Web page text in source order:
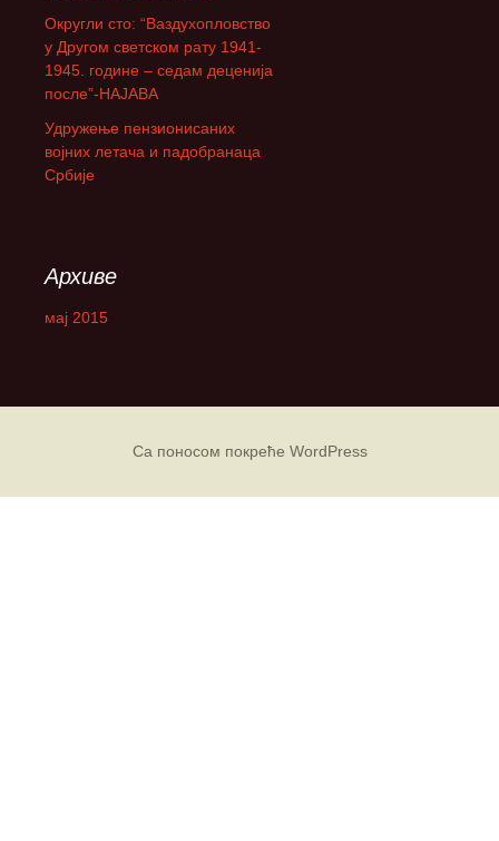
а
:
Округли сто: “Ваздухопловство
у Другом светском рату 1941-
1945. године – седам деценија
после”-НАЈАВА
Удружење пензионисаних
војних летача и падобранаца
Србије
Архиве
мај 2015
Са поносом покреће WordPress